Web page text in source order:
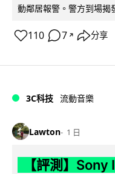
動鄰居報警。警方到場揭
110 7 ↗ 分享
3C科技 流動音樂
Lawton 1 日
【評測】